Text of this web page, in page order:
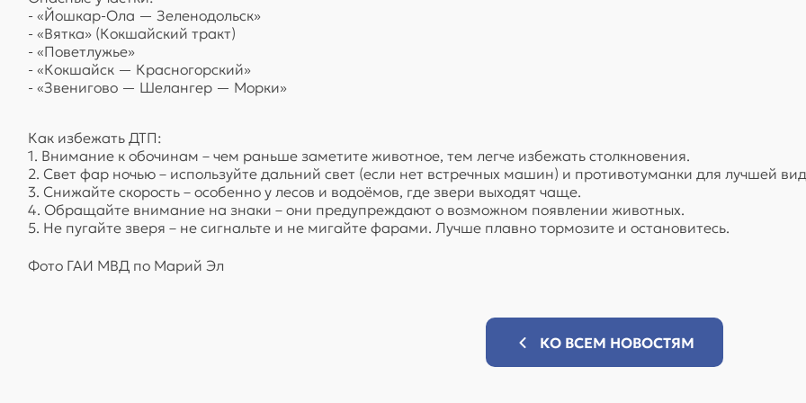
- «Йошкар-Ола — Зеленодольск»
- «Вятка» (Кокшайский тракт)
- «Поветлужье»
- «Кокшайск — Красногорский»
- «Звенигово — Шелангер — Морки»
Как избежать ДТП:
1. Внимание к обочинам – чем раньше заметите животное, тем легче избежать столкновения.
2. Свет фар ночью – используйте дальний свет (если нет встречных машин) и противотуманки для лучшей
3. Снижайте скорость – особенно у лесов и водоёмов, где звери выходят чаще.
4. Обращайте внимание на знаки – они предупреждают о возможном появлении животных.
5. Не пугайте зверя – не сигнальте и не мигайте фарами. Лучше плавно тормозите и остановитесь.
Фото ГАИ МВД по Марий Эл
КО ВСЕМ НОВОСТЯМ